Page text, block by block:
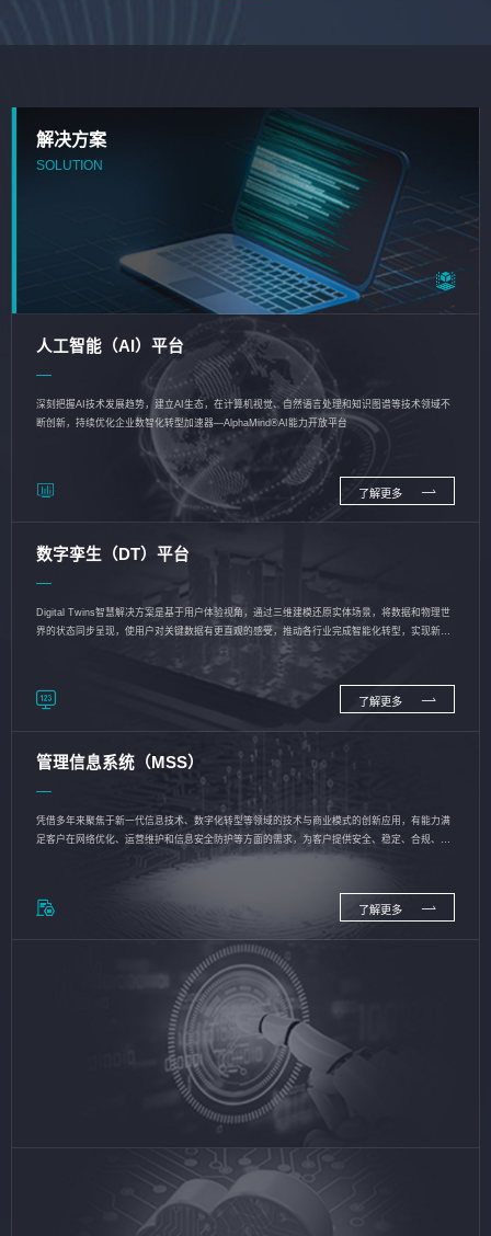
解决方案
SOLUTION
人工智能（AI）平台
深刻把握AI技术发展趋势，建立AI生态，在计算机视觉、自然语言处理和知识图谱等技术领域不
断创新，持续优化企业数智化转型加速器—AlphaMind®AI能力开放平台
了解更多
数字孪生（DT）平台
Digital Twins智慧解决方案是基于用户体验视角，通过三维建模还原实体场景，将数据和物理世
界的状态同步呈现，使用户对关键数据有更直观的感受，推动各行业完成智能化转型，实现新旧
了解更多
管理信息系统（MSS）
凭借多年来聚焦于新一代信息技术、数字化转型等领域的技术与商业模式的创新应用，有能力满
足客户在网络优化、运营维护和信息安全防护等方面的需求，为客户提供安全、稳定、合规、持
了解更多